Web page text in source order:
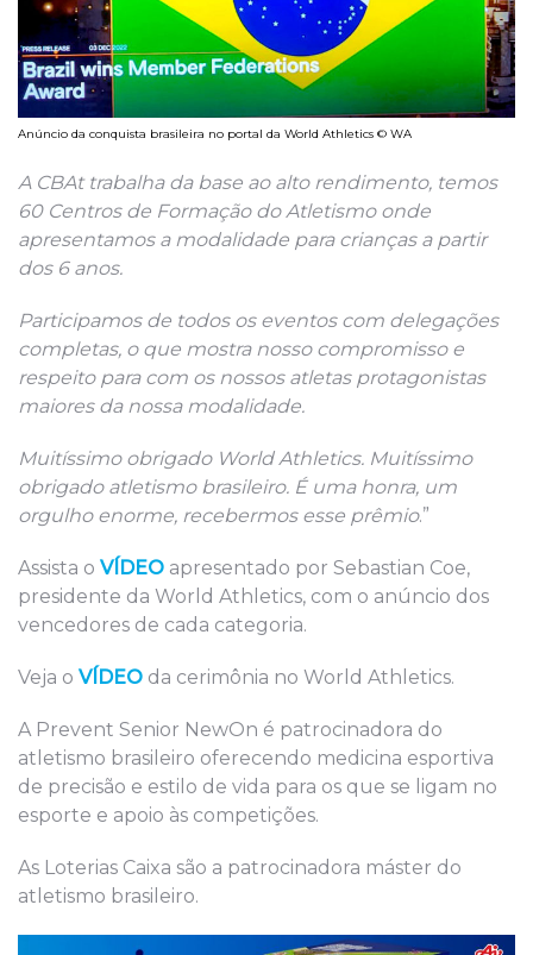
Anúncio da conquista brasileira no portal da World Athletics © WA
A CBAt trabalha da base ao alto rendimento, temos
60 Centros de Formação do Atletismo onde
apresentamos a modalidade para crianças a partir
dos 6 anos.
Participamos de todos os eventos com delegações
completas, o que mostra nosso compromisso e
respeito para com os nossos atletas protagonistas
maiores da nossa modalidade.
Muitíssimo obrigado World Athletics. Muitíssimo
obrigado atletismo brasileiro. É uma honra, um
orgulho enorme, recebermos esse prêmio.”
Assista o VÍDEO apresentado por Sebastian Coe,
presidente da World Athletics, com o anúncio dos
vencedores de cada categoria.
Veja o VÍDEO da cerimônia no World Athletics.
A Prevent Senior NewOn é patrocinadora do
atletismo brasileiro oferecendo medicina esportiva
de precisão e estilo de vida para os que se ligam no
esporte e apoio às competições.
As Loterias Caixa são a patrocinadora máster do
atletismo brasileiro.